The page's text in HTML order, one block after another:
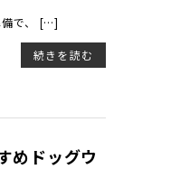
備で、 […]
続きを読む
めドッグウ